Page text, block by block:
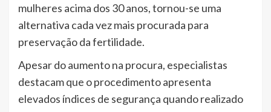
mulheres acima dos 30 anos, tornou-se uma
alternativa cada vez mais procurada para
preservação da fertilidade.
Apesar do aumento na procura, especialistas
destacam que o procedimento apresenta
elevados índices de segurança quando realizado